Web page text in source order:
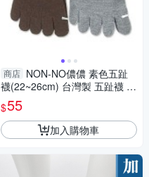
商店 NON-NO儂儂 素色五趾
襪(22~26cm) 台灣製 五趾襪 五
指襪 襪 襪子【愛買】
$55
加入購物車